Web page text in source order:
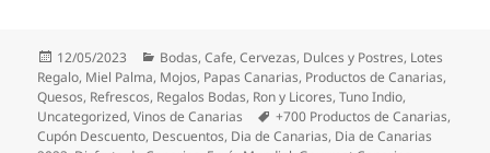
Publicado
el
12/05/2023 Categorías
Bodas,Cafe,Cervezas, Dulces y Postres, Lotes
Regalo, Miel Palma, Mojos, Papas Canarias, Productos de Canarias,
Quesos, Refrescos, Regalos Bodas, Ron y Licores,Tuno Indio,
Uncategorized,Vinos de Canarias Etiquetas
+700 Productos de Canarias,
Cupón Descuento, Descuentos, Dia de Canarias, Dia de Canarias